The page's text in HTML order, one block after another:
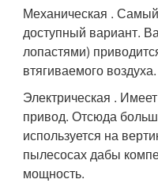
Механическая .
доступный вариант.
лопастями)
втягиваемого воздуха.
Электрическая .
привод. Отсюда
используется на
пылесосах дабы
мощность.